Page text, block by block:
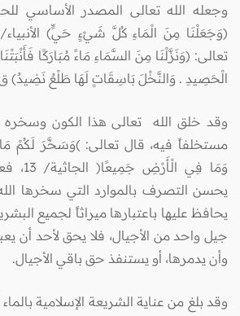
وجعله الله تعالى المصدر الأساسي
تعالى: (وَنَزَّلْنَا مِنَ السَّمَاءِ مَاءً مُبَارَكًا
الْحَصِيدِ . وَالنَّخْلَ بَاسِقَاتٍ لَهَا طَلْعٌ نَضِيدٌ) ق/ 9-
وقد خلق الله تعالى هذا الكون وسخره
مستخلفاً فيه، قال تعالى: )وَسَخَّرَ لَكُمْ
وَمَا فِي
يحسن التصرف بالموارد التي سخرها
يحافظ عليها باعتبارها ميراثاً لجميع
جيل واحد من الأجيال، فلا يحق لأحد أن
وأن يدمرها، أو يستنفذ حق باقي الأجيال.
وقد بلغ من عناية الشريعة الإسلامية